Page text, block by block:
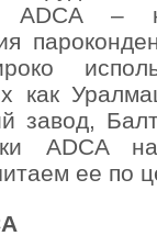
ADCA –
как
завод,
ADCA
ее по